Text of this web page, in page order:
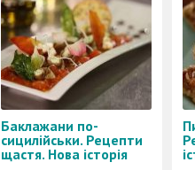
Баклажани по-
сицилійськи. Рецепти
щастя. Нова історія